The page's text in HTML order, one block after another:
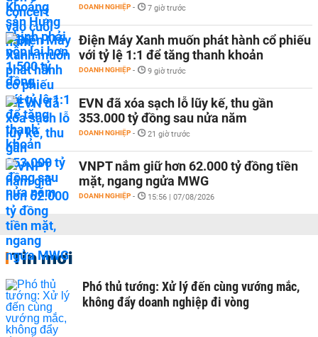
DOANH NGHIỆP - 7 giờ trước
Điện Máy Xanh muốn phát hành cổ phiếu
với tỷ lệ 1:1 để tăng thanh khoản
DOANH NGHIỆP - 9 giờ trước
EVN đã xóa sạch lỗ lũy kế, thu gần
353.000 tỷ đồng sau nửa năm
DOANH NGHIỆP - 21 giờ trước
VNPT nắm giữ hơn 62.000 tỷ đồng tiền
mặt, ngang ngửa MWG
DOANH NGHIỆP - 15:56 | 07/08/2026
Tin mới
Phó thủ tướng: Xử lý đến cùng vướng mắc,
không đẩy doanh nghiệp đi vòng